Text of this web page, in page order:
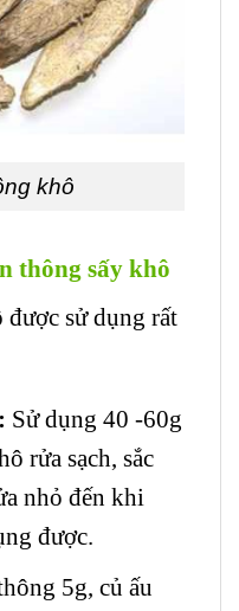
khô
thông sấy khô
sử dụng rất
Sử dụng 40 -60g
rửa sạch, sắc
nhỏ đến khi
được.
5g, củ ấu